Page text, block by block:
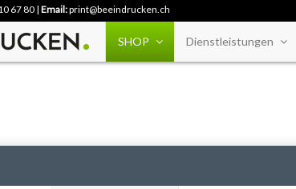
67 80| Email:print@beeindrucken.ch
SHOP Dienstleistungen
Druck die Bilder Ã¼ber den Schnittrand bis an die Rote